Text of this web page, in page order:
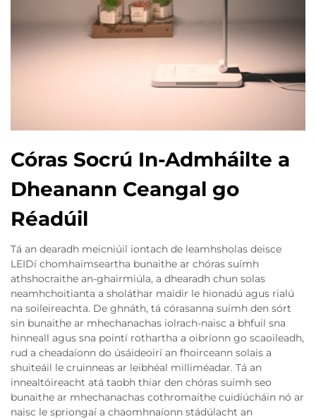
Córas Socrú In-Admháilte a
Dheanann Ceangal go
Réadúil
Tá an dearadh meicniúil iontach de leamhsholas deisce
LEIDí chomhaimseartha bunaithe ar chóras suímh
athshocraithe an-ghairmiúla, a dhearadh chun solas
neamhchoitianta a sholáthar maidir le hionadú agus rialú
na soileireachta. De ghnáth, tá córasanna suímh den sórt
sin bunaithe ar mhechanachas iolrach-naisc a bhfuil sna
hinneall agus sna pointí rothartha a oibríonn go scaoileadh,
rud a cheadaíonn do úsáideoirí an fhoirceann solais a
shuiteáil le cruinneas ar leibhéal milliméadar. Tá an
innealtóireacht atá taobh thiar den chóras suímh seo
bunaithe ar mhechanachas cothromaithe cuidiúcháin nó ar
naisc le spriongaí a chaomhnaíonn stádúlacht an